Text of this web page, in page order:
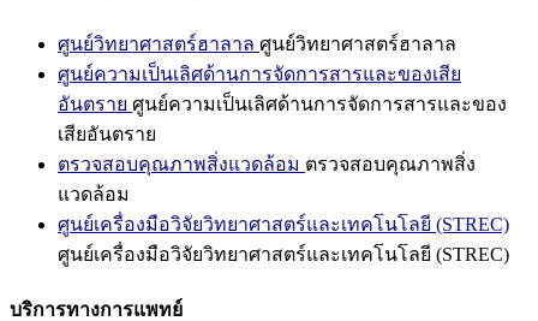
ศูนย์วิทยาศาสตร์ฮาลาล ศูนย์วิทยาศาสตร์ฮาลาล
ศูนย์ความเป็นเลิศด้านการจัดการสารและของเสีย
อันตราย ศูนย์ความเป็นเลิศด้านการจัดการสารและของ
เสียอันตราย
ตรวจสอบคุณภาพสิ่งแวดล้อม ตรวจสอบคุณภาพสิ่ง
แวดล้อม
ศูนย์เครื่องมือวิจัยวิทยาศาสตร์และเทคโนโลยี (STREC)
ศูนย์เครื่องมือวิจัยวิทยาศาสตร์และเทคโนโลยี (STREC)
บริการทางการแพทย์